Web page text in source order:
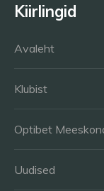
Kiirlingid
Avaleht
Klubist
Optibet
Uudised